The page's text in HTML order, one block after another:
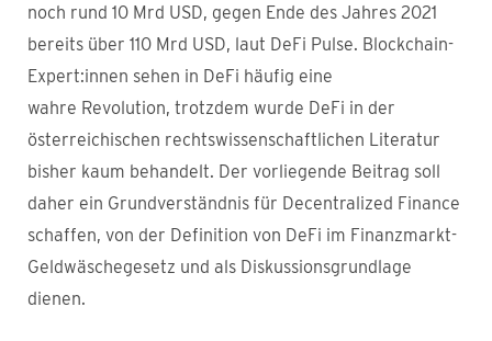
noch rund 10 Mrd USD, gegen Ende des Jahres 2021
bereits über 110 Mrd USD, laut DeFi Pulse. Blockchain-
Expert:innen sehen in DeFi häufig eine
wahre Revolution, trotzdem wurde DeFi in der
österreichischen rechtswissenschaftlichen Literatur
bisher kaum behandelt. Der vorliegende Beitrag soll
daher ein Grundverständnis für Decentralized Finance
schaffen, von der Definition von DeFi im Finanzmarkt-
Geldwäschegesetz und als Diskussionsgrundlage
dienen.